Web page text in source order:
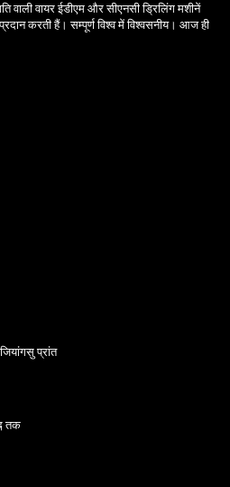
वाली वायर ईडीएम और सीएनसी ड्रिलिंग मशीनें
करती हैं। सम्पूर्ण विश्व में विश्वसनीय। आज ही
प्रांत
तक